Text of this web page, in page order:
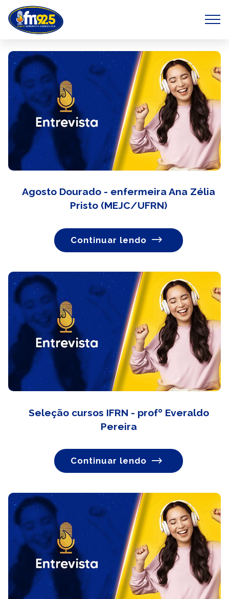
Agosto Dourado - enfermeira Ana Zélia
Pristo (MEJC/UFRN)
Continuar lendo
Seleção cursos IFRN - profº Everaldo
Pereira
Continuar lendo